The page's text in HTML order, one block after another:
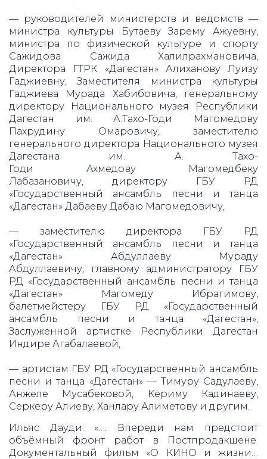
— руководителей министерств и ведомств —
министра культуры Бутаеву Зарему Ажуевну,
министра по физической культуре и спорту
Сажидова Сажида Халилрахмановича,
Директора ГТРК «Дагестан» Алиханову Луизу
Гаджиевну, Заместителя министра культуры
Гаджиева Мурада Хабибовича, генеральному
директору Национального музея Республики
Дагестан им. А.Тахо-Годи Магомедову
Пахрудину Омаровичу, заместителю
генерального директора Национального музея
Дагестана им. А. Тахо-
Годи Ахмедову Магомедбеку
Лабазановичу, директору ГБУ РД
«Государственный ансамбль песни и танца
«Дагестан» Дабаеву Дабаю Магомедовичу,
— заместителю директора ГБУ РД
«Государственный ансамбль песни и танца
«Дагестан» Абдуллаеву Мураду
Абдуллаевичу, главному администратору ГБУ
РД «Государственный ансамбль песни и танца
«Дагестан» Магомеду Ибрагимову,
балетмейстеру ГБУ РД «Государственный
ансамбль песни и танца «Дагестан»,
Заслуженной артистке Республики Дагестан
Индире Агабалаевой,
— артистам ГБУ РД «Государственный ансамбль
песни и танца «Дагестан» — Тимуру Садулаеву,
Анжеле Мусабековой, Кериму Кадинаеву,
Серкеру Алиеву, Ханлару Алиметову и другим.
Ильяс Дауди: «…. Впереди нам предстоит
объёмный фронт работ в Постпродакшене.
Документальный фильм «О КИНО и жизни…